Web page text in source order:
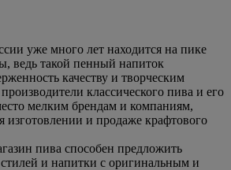
уже много лет находится на пике
ведь такой пенный напиток
качеству и творческим
классического пива и его
мелким брендам и компаниям,
и продаже крафтового
пива способен предложить
и напитки с оригинальным и